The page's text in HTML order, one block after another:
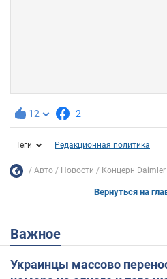
12 2
Теги Редакционная политика
Авто Новости Концерн Daimler
Вернуться на
Важное
Украинцы массово